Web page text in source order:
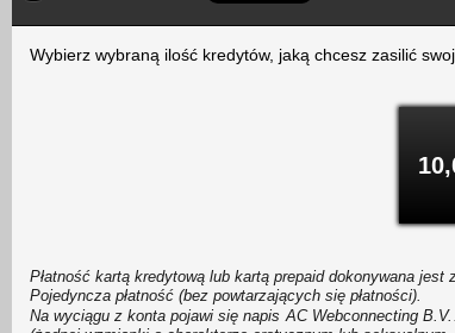
Wybierz wybraną ilość kredytów, jaką chcesz zasilić
Płatność kartą kredytową lub kartą prepaid dokonywana jest
Pojedyncza płatność (bez powtarzających się płatności).
Na wyciągu z konta pojawi się napis
.